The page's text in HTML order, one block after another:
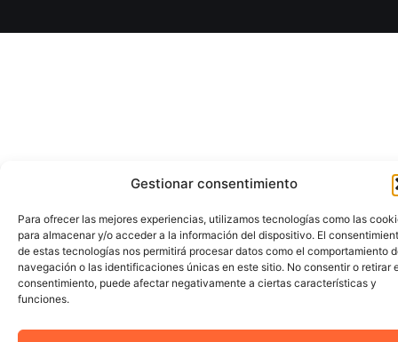
Gestionar consentimiento
Para ofrecer las mejores experiencias, utilizamos tecnologías como las
para almacenar y/o acceder a la información del dispositivo. El
de estas tecnologías nos permitirá procesar datos como el comportamiento
navegación o las identificaciones únicas en este sitio. No consentir o retirar
consentimiento, puede afectar negativamente a ciertas características y
funciones.